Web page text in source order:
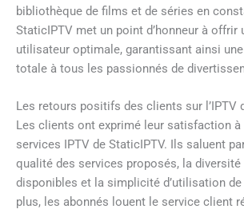
bibliothèque de films et de séries en
StaticIPTV met un point d’honneur à offrir
utilisateur optimale, garantissant ainsi
totale à tous les passionnés de
Les retours positifs des clients sur l’IPTV
Les clients ont exprimé leur satisfaction à
services IPTV de StaticIPTV. Ils saluent
qualité des services proposés, la diversité
disponibles et la simplicité d’utilisation
plus, les abonnés louent le service client